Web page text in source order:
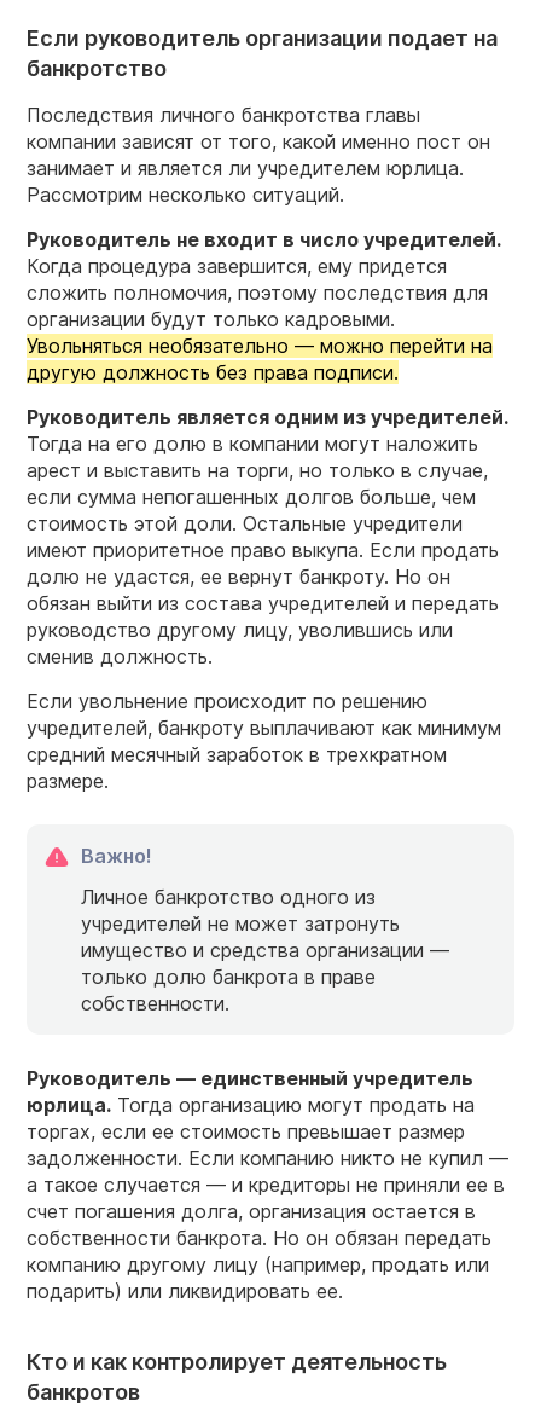
Если руководитель организации подает на
банкротство
Последствия личного банкротства главы
компании зависят от того, какой именно пост он
занимает и является ли учредителем юрлица.
Рассмотрим несколько ситуаций.
Руководитель не входит в число учредителей.
Когда процедура завершится, ему придется
сложить полномочия, поэтому последствия для
организации будут только кадровыми.
Увольняться необязательно — можно перейти на
другую должность без права подписи.
Руководитель является одним из учредителей.
Тогда на его долю в компании могут наложить
арест и выставить на торги, но только в случае,
если сумма непогашенных долгов больше, чем
стоимость этой доли. Остальные учредители
имеют приоритетное право выкупа. Если продать
долю не удастся, ее вернут банкроту. Но он
обязан выйти из состава учредителей и передать
руководство другому лицу, уволившись или
сменив должность.
Если увольнение происходит по решению
учредителей, банкроту выплачивают как минимум
средний месячный заработок в трехкратном
размере.
Важно!
Личное банкротство одного из
учредителей не может затронуть
имущество и средства организации —
только долю банкрота в праве
собственности.
Руководитель — единственный учредитель
юрлица. Тогда организацию могут продать на
торгах, если ее стоимость превышает размер
задолженности. Если компанию никто не купил —
а такое случается — и кредиторы не приняли ее в
счет погашения долга, организация остается в
собственности банкрота. Но он обязан передать
компанию другому лицу (например, продать или
подарить) или ликвидировать ее.
Кто и как контролирует деятельность
банкротов